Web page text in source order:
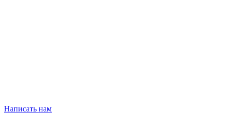
Написать нам